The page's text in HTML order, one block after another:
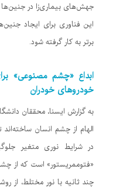
جهش‌های بیماری‌زا در جنین‌ها
این فناوری برای ایجاد
برتر به کار گرفته شود.
ابداع «چشم مصنوعی»
خودروهای خودران
به گزارش ایسنا، محققان
الهام از چشم انسان
در شرایط نوری متغیر
«فتوممریستور» است که از
چند ثانیه با نور مختلط، از